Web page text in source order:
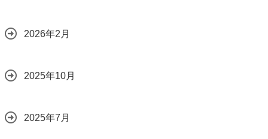
2026年2月
2025年10月
2025年7月